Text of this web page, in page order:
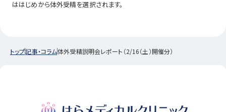
ははじめから体外受精を選択されます。
トップ記事・コラム体外受精説明会レポート（2/16（土）開催分）